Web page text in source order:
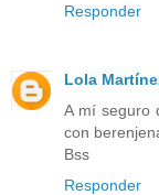
Responder
Lola
A mí seguro
con
Bss
Responder